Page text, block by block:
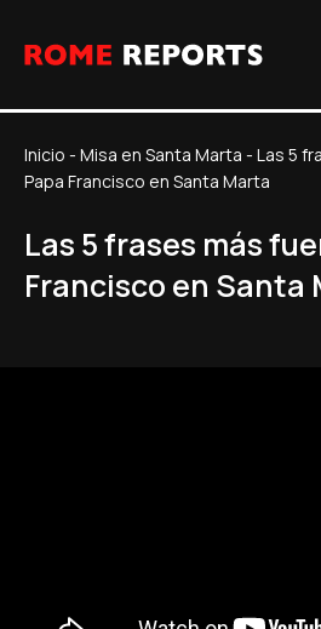
Inicio - Misa en Santa Marta - Las 5
Papa Francisco en Santa Marta
Las 5 frases más
Francisco en Santa